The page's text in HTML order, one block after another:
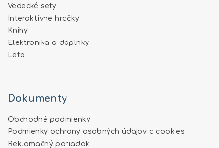
Vedecké sety
Interaktívne hračky
Knihy
Elektronika a doplnky
Leto
Dokumenty
Obchodné podmienky
Podmienky ochrany osobných údajov a cookies
Reklamačný poriadok